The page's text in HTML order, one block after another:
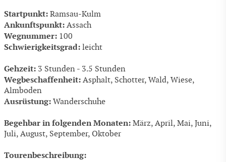
Startpunkt: Ramsau-Kulm
Ankunftspunkt: Assach
Wegnummer: 100
Schwierigkeitsgrad: leicht
Gehzeit: 3 Stunden - 3.5 Stunden
Wegbeschaffenheit: Asphalt, Schotter, Wald, Wiese,
Almboden
Ausrüstung: Wanderschuhe
Begehbar in folgenden Monaten: März, April, Mai, Juni,
Juli, August, September, Oktober
Tourenbeschreibung: